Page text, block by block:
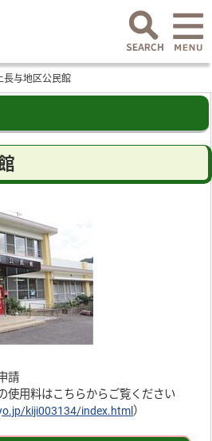
長与地区公民館
請
使用料はこちらからご覧ください
kiji003134/index.html ）